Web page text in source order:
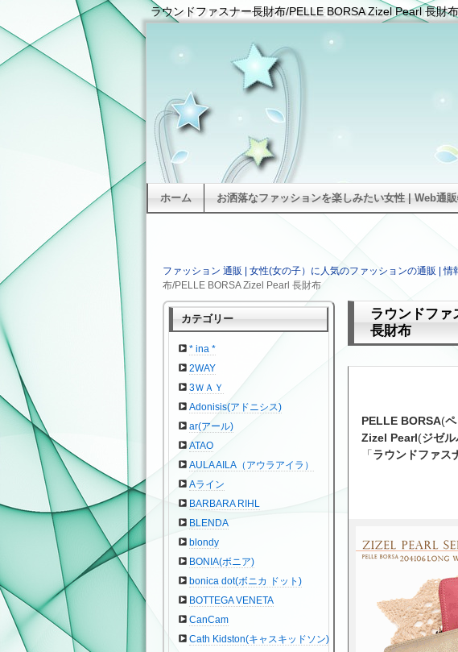
ラウンドファスナー長財布/PELLE BORSA Zizel Pearl 長
ファッション 通販 | 女性(女の子）に人気のファッションの通販 | 情
布/PELLE BORSA Zizel Pearl 長財布
ラウンドファ
長財布
PELLE BORSA(
Zizel Pearl(ジゼ
「ラウンドファス
カテゴリー
* ina *
2WAY
3ＷＡＹ
Adonisis(アドニシス)
ar(アール)
ATAO
AULA AILA（アウラアイラ）
Aライン
BARBARA RIHL
BLENDA
blondy
BONIA(ボニア)
bonica dot(ボニカ ドット)
BOTTEGA VENETA
CanCam
Cath Kidston(キャスキッドソン)
ホーム お洒落なファッションを楽しみたい女性 | Web通